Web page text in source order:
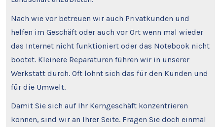
Nach wie vor betreuen wir auch Privatkunden und
helfen im Geschäft oder auch vor Ort wenn mal wieder
das Internet nicht funktioniert oder das Notebook nicht
bootet. Kleinere Reparaturen führen wir in unserer
Werkstatt durch. Oft lohnt sich das für den Kunden und
für die Umwelt.
Damit Sie sich auf Ihr Kerngeschäft konzentrieren
können, sind wir an Ihrer Seite. Fragen Sie doch einmal